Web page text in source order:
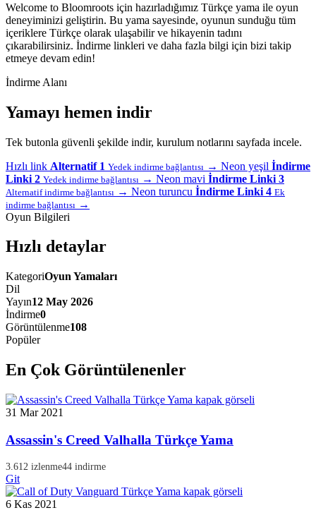
Welcome to Bloomroots için hazırladığımız Türkçe yama ile oyun
deneyiminizi geliştirin. Bu yama sayesinde, oyunun sunduğu tüm
içeriklere Türkçe olarak ulaşabilir ve hikayenin tadını
çıkarabilirsiniz. İndirme linkleri ve daha fazla bilgi için bizi takip
etmeye devam edin!
İndirme Alanı
Yamayı hemen indir
Tek butonla güvenli şekilde indir, kurulum notlarını sayfada incele.
Hızlı link Alternatif 1 Yedek indirme bağlantısı → Neon yeşil İndirme
Linki 2 Yedek indirme bağlantısı → Neon mavi İndirme Linki 3
Alternatif indirme bağlantısı → Neon turuncu İndirme Linki 4 Ek
indirme bağlantısı →
Oyun Bilgileri
Hızlı detaylar
KategoriOyun Yamaları
Dil
Yayın12 May 2026
İndirme0
Görüntülenme108
Popüler
En Çok Görüntülenenler
31 Mar 2021
Assassin's Creed Valhalla Türkçe Yama
3.612 izlenme44 indirme
Git
6 Kas 2021